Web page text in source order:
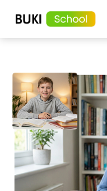
Fizyka
Język